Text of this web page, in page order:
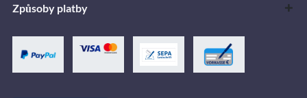
Způsoby platby